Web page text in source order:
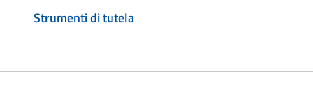
Strumenti di tutela